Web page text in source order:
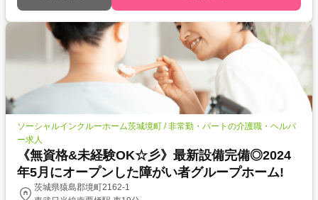
ソーシャルインクルーホーム茨城境町 / 非常勤・パートの介護職・ヘルパ
ー求人
《無資格&未経験OK☆彡》最新設備完備◎2024
年5月にオープンした障がい者グループホーム!
茨城県猿島郡境町2162-1